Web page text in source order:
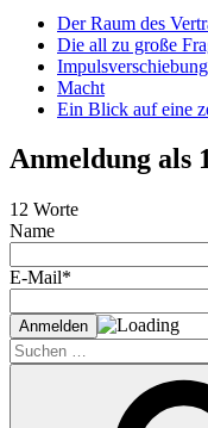
Der Raum des
Die all zu große
Impulsverschiebung
Macht
Ein Blick auf eine
Anmeldung als
12 Worte
Name
E-Mail*
Suche
nach: